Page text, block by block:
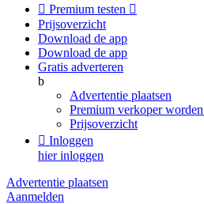
 Premium testen 
Prijsoverzicht
Download de app
Download de app
Gratis adverteren
b
Advertentie plaatsen
Premium verkoper worden
Prijsoverzicht
 Inloggen
hier inloggen
Advertentie plaatsen
Aanmelden